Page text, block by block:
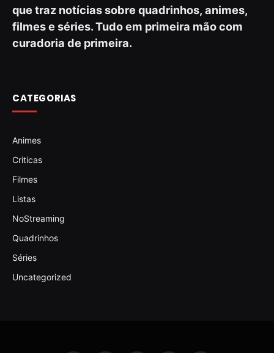
que traz notícias sobre quadrinhos, animes,
filmes e séries. Tudo em primeira mão com
curadoria de primeira.
CATEGORIAS
Animes
Criticas
Filmes
Listas
NoStreaming
Quadrinhos
Séries
Uncategorized